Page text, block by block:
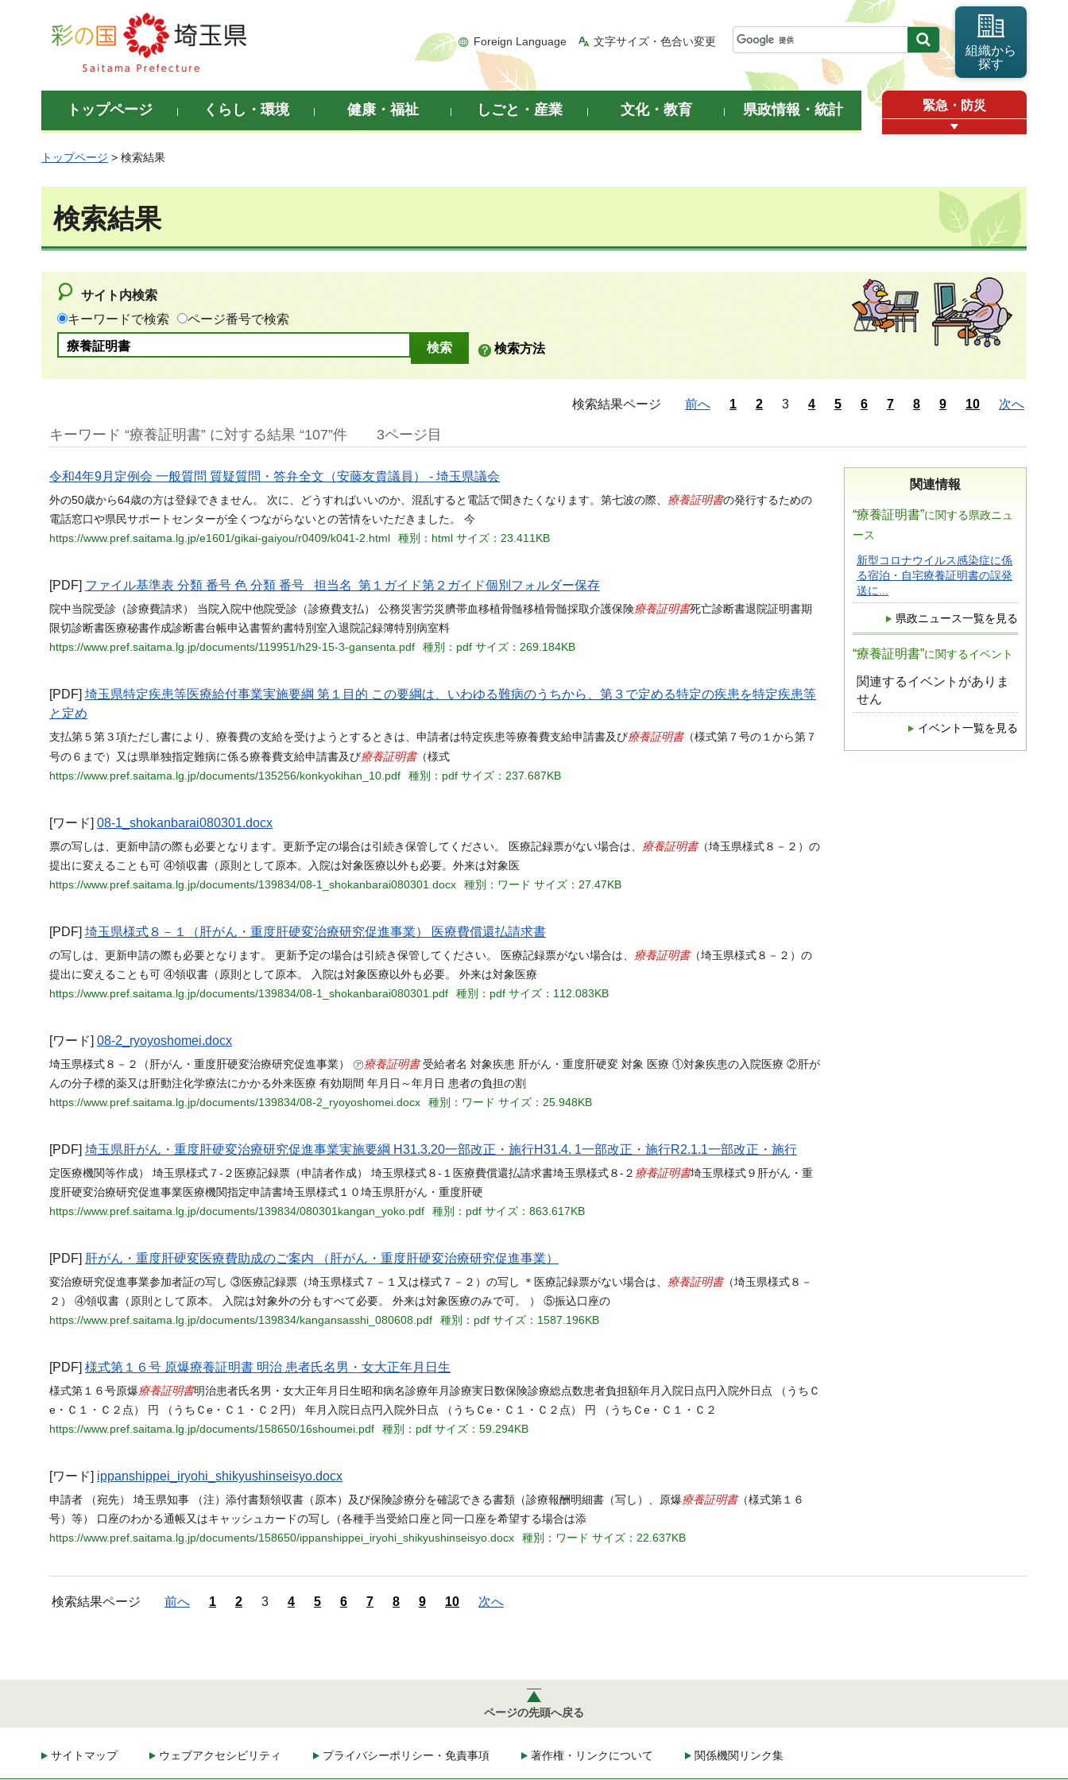
彩の国 埼玉県
Foreign Language 文字サイズ・色合い変更
組織から
探す
トップページ くらし・環境 健康・福祉 しごと・産業 文化・教育 県政情報・統計 緊急・防災
トップページ > 検索結果
検索結果
サイト内検索
キーワードで検索
ページ番号で検索
検索方法
検索結果ページ 前へ 1 2 3 4 5 6 7 8 9 10 次へ
キーワード “療養証明書” に対する結果 “107”件 3ページ目
関連情報
“療養証明書”に関する県政ニュ
ース
新型コロナウイルス感染症に係
る宿泊・自宅療養証明書の誤発
送に...
県政ニュース一覧を見る
“療養証明書”に関するイベント
関連するイベントがありま
せん
イベント一覧を見る
令和4年9月定例会 一般質問 質疑質問・答弁全文（安藤友貴議員） - 埼玉県議会
外の50歳から64歳の方は登録できません。 次に、どうすればいいのか、混乱すると電話で聞きたくなります。第七波の際、 療養証明書の発行するための
電話窓口や県民サポートセンターが全くつながらないとの苦情をいただきました。 今
https://www.pref.saitama.lg.jp/e1601/gikai-gaiyou/r0409/k041-2.html
種別：html サイズ：23.411KB
[PDF] ファイル基準表 分類 番号 色 分類 番号 担当名 第１ガイド第２ガイド個別フォルダー保存
院中当院受診（診療費請求） 当院入院中他院受診（診療費支払） 公務災害労災臍帯血移植骨髄移植骨髄採取介護保険療養証明書死亡診断書退院証明書期
限切診断書医療秘書作成診断書台帳申込書誓約書特別室入退院記録簿特別病室料
https://www.pref.saitama.lg.jp/documents/119951/h29-15-3-gansenta.pdf
種別：pdf サイズ：269.184KB
[PDF] 埼玉県特定疾患等医療給付事業実施要綱 第１目的 この要綱は、いわゆる難病のうちから、第３で定める特定の疾患を特定疾患等
と定め
支払第５第３項ただし書により、療養費の支給を受けようとするときは、申請者は特定疾患等療養費支給申請書及び療養証明書（様式第７号の１から第７
号の６まで）又は県単独指定難病に係る療養費支給申請書及び療養証明書（様式
https://www.pref.saitama.lg.jp/documents/135256/konkyokihan_10.pdf
種別：pdf サイズ：237.687KB
[ワード] 08-1_shokanbarai080301.docx
票の写しは、更新申請の際も必要となります。更新予定の場合は引続き保管してください。 医療記録票がない場合は、 療養証明書（埼玉県様式８－２）の
提出に変えることも可 ④領収書（原則として原本。入院は対象医療以外も必要。外来は対象医
https://www.pref.saitama.lg.jp/documents/139834/08-1_shokanbarai080301.docx
種別：ワード サイズ：27.47KB
[PDF] 埼玉県様式８－１（肝がん・重度肝硬変治療研究促進事業） 医療費償還払請求書
の写しは、更新申請の際も必要となります。 更新予定の場合は引続き保管してください。 医療記録票がない場合は、 療養証明書（埼玉県様式８－２）の
提出に変えることも可 ④領収書（原則として原本。 入院は対象医療以外も必要。 外来は対象医療
https://www.pref.saitama.lg.jp/documents/139834/08-1_shokanbarai080301.pdf
種別：pdf サイズ：112.083KB
[ワード] 08-2_ryoyoshomei.docx
埼玉県様式８－２（肝がん・重度肝硬変治療研究促進事業） ㋐療養証明書受給者名 対象疾患 肝がん・重度肝硬変 対象 医療 ①対象疾患の入院医療 ②肝が
んの分子標的薬又は肝動注化学療法にかかる外来医療 有効期間 年月日～年月日 患者の負担の割
https://www.pref.saitama.lg.jp/documents/139834/08-2_ryoyoshomei.docx
種別：ワード サイズ：25.948KB
[PDF] 埼玉県肝がん・重度肝硬変治療研究促進事業実施要綱 H31.3.20一部改正・施行H31.4. 1一部改正・施行R2.1.1一部改正・施行
定医療機関等作成） 埼玉県様式７-２医療記録票（申請者作成） 埼玉県様式８-１医療費償還払請求書埼玉県様式８-２ 療養証明書埼玉県様式９肝がん・重
度肝硬変治療研究促進事業医療機関指定申請書埼玉県様式１０埼玉県肝がん・重度肝硬
https://www.pref.saitama.lg.jp/documents/139834/080301kangan_yoko.pdf
種別：pdf サイズ：863.617KB
[PDF] 肝がん・重度肝硬変医療費助成のご案内 （肝がん・重度肝硬変治療研究促進事業）
変治療研究促進事業参加者証の写し ③医療記録票（埼玉県様式７－１又は様式７－２）の写し ＊医療記録票がない場合は、 療養証明書（埼玉県様式８－
２） ④領収書（原則として原本。 入院は対象外の分もすべて必要。 外来は対象医療のみで可。 ） ⑤振込口座の
https://www.pref.saitama.lg.jp/documents/139834/kangansasshi_080608.pdf
種別：pdf サイズ：1587.196KB
[PDF] 様式第１６号 原爆療養証明書 明治 患者氏名男・女大正年月日生
様式第１６号原爆療養証明書明治患者氏名男・女大正年月日生昭和病名診療年月診療実日数保険診療総点数患者負担額年月入院日点円入院外日点 （うちＣ
e・Ｃ１・Ｃ２点） 円 （うちＣe・Ｃ１・Ｃ２円） 年月入院日点円入院外日点 （うちＣe・Ｃ１・Ｃ２点） 円 （うちＣe・Ｃ１・Ｃ２
https://www.pref.saitama.lg.jp/documents/158650/16shoumei.pdf
種別：pdf サイズ：59.294KB
[ワード] ippanshippei_iryohi_shikyushinseisyo.docx
申請者 （宛先） 埼玉県知事 （注）添付書類領収書（原本）及び保険診療分を確認できる書類（診療報酬明細書（写し）、原爆療養証明書（様式第１６
号）等） 口座のわかる通帳又はキャッシュカードの写し（各種手当受給口座と同一口座を希望する場合は添
https://www.pref.saitama.lg.jp/documents/158650/ippanshippei_iryohi_shikyushinseisyo.docx
種別：ワード サイズ：22.637KB
検索結果ページ 前へ 1 2 3 4 5 6 7 8 9 10 次へ
ページの先頭へ戻る
サイトマップ ウェブアクセシビリティ プライバシーポリシー・免責事項 著作権・リンクについて 関係機関リンク集